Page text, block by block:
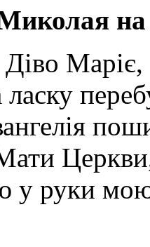
на
у руки